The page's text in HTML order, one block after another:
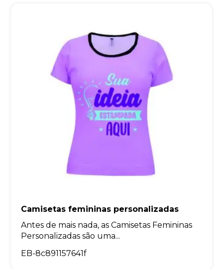
Camisetas femininas personalizadas
Antes de mais nada, as Camisetas Femininas
Personalizadas são uma...
EB-8c891157641f